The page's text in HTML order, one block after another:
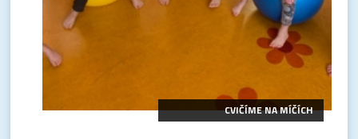
CVIČÍME NA MÍČÍCH